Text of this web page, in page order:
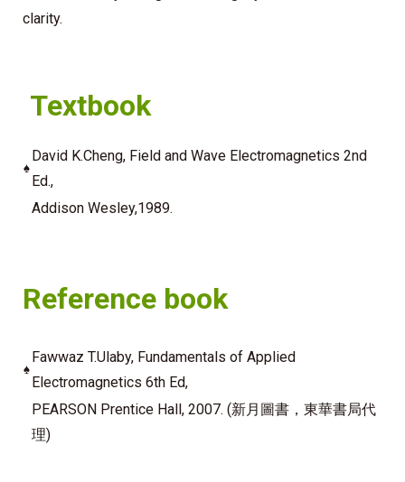
clarity.
Textbook
♠
David K.Cheng, Field and Wave Electromagnetics 2nd
Ed.,
Addison Wesley,1989.
Reference book
♠
Fawwaz T.Ulaby, Fundamentals of Applied
Electromagnetics 6th Ed,
PEARSON Prentice Hall, 2007. (新月圖書，東華書局代
理)